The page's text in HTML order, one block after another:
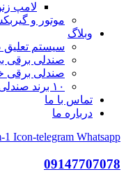
لامپ
موتور و
وبلاگ
سیستم
صندلی برقی
صندلی برقی
۱۰ برند صندلی برقی خودرو جهان
تماس با ما
درباره ما
1 Icon-telegram Whatsapp
09147707078